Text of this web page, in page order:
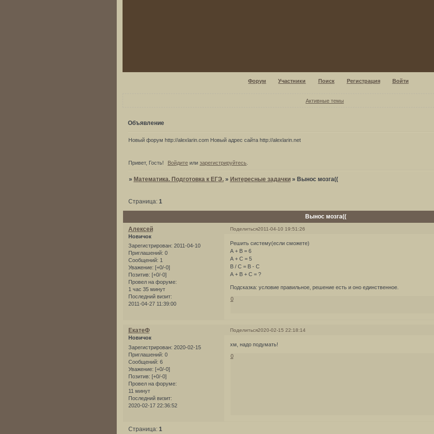
Форум Участники Поиск Регистрация Войти
Активные темы
Объявление
Новый форум http://alexlarin.com Новый адрес сайта http://alexlarin.net
Привет, Гость! Войдите или зарегистрируйтесь
» Математика. Подготовка к ЕГЭ. » Интересные задачки » Вынос мозга((
Вынос мозга((
Страница: 1
Поделиться2011-04-10 19:51:26
Алексей
Новичок
Зарегистрирован: 2011-04-10
Приглашений: 0
Сообщений: 1
Уважение: [+0/-0]
Позитив: [+0/-0]
Провел на форуме:
1 час 35 минут
Последний визит:
2011-04-27 11:39:00
Решить систему(если сможете)
А + В = 6
А + С = 5
В / С = B - C
А + В + С = ?
Подсказка: условие правильное, решение есть и оно единственное.
0
Поделиться2020-02-15 22:18:14
ЕкатеФ
Новичок
Зарегистрирован: 2020-02-15
Приглашений: 0
Сообщений: 6
Уважение: [+0/-0]
Позитив: [+0/-0]
Провел на форуме:
11 минут
Последний визит:
2020-02-17 22:36:52
хм, надо подумать!
0
Страница: 1